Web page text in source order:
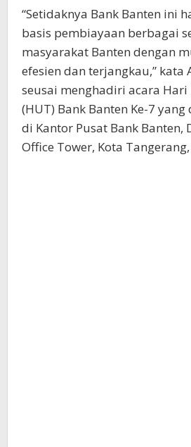
“Setidaknya Bank Banten ini
basis pembiayaan berbagai
masyarakat Banten dengan
efesien dan terjangkau,” kata
seusai menghadiri acara Hari
(HUT) Bank Banten Ke-7
di Kantor Pusat Bank Banten,
Office Tower, Kota